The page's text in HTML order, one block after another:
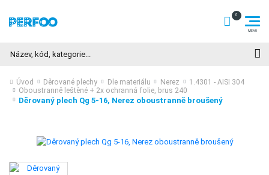
Úvod Děrované plechy Dle materiálu Nerez
1.4301 - AISI 304
Oboustranně leštěné + 2x ochranná folie, brus 240
Děrovaný plech Qg 5-16, Nerez oboustranně broušený